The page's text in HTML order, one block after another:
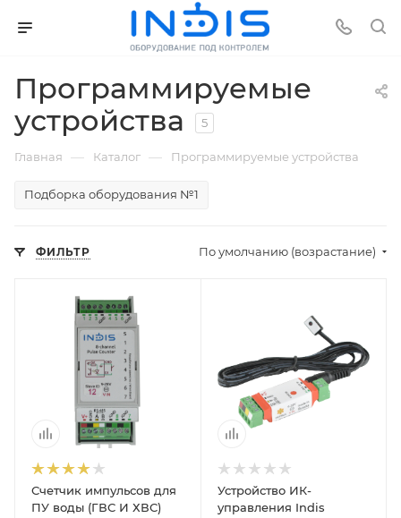
Программируемые
устройства
5
Главная — Каталог — Программируемые устройства
Подборка оборудования №1
ФИЛЬТР По умолчанию (возрастание)
Счетчик импульсов для
ПУ воды (ГВС И ХВС)
Устройство ИК-
управления Indis